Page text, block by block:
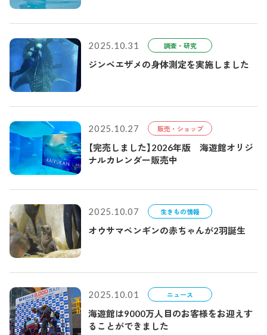
2025.10.31 調査・研究
ジンベエザメの身体測定を実施しました
2025.10.27 販売・ショップ
【完売しました】2026年版 海遊館オリジ
ナルカレンダー販売中
2025.10.07 生きもの情報
オウサマペンギンの赤ちゃんが2羽誕生
2025.10.01 ニュース
海遊館は9000万人目のお客様をお迎えす
ることができました